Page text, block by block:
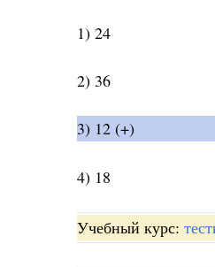
1) 24
2) 36
3) 12 (+)
4) 18
Учебный курс: